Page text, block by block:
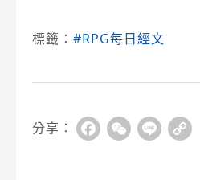
標籤： #RPG每日經文
分享： FacebookWeChat
Line